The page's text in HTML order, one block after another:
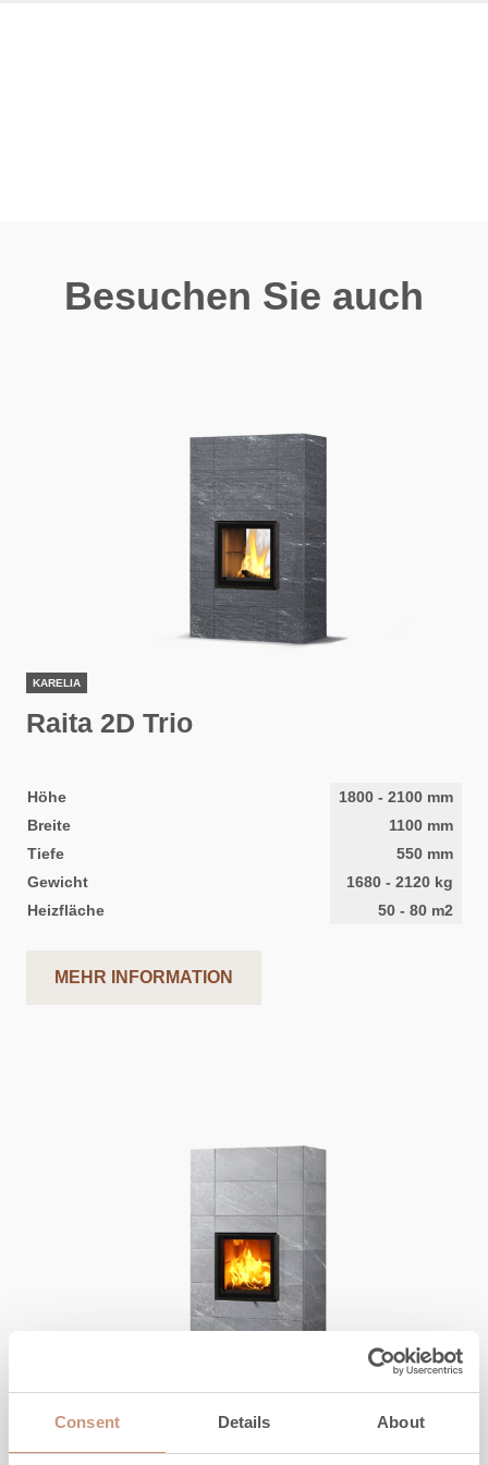
Consent Details About
Besuchen Sie auch
KARELIA
Raita 2D Trio
Höhe 1800 - 2100 mm
Breite
1100 mm
Tiefe
550 mm
Gewicht
1680 - 2120 kg
Heizfläche
50 - 80 m2
MEHR INFORMATION
KARELIA
Raita Trio